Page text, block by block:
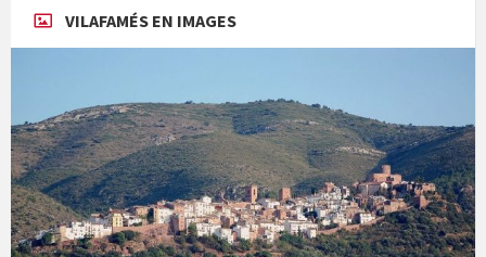
Concerts al Museu
VILAFAMÉS EN IMAGES